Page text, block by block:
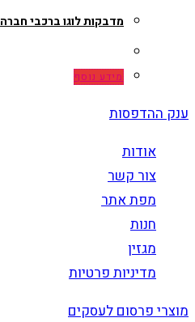
מדבקות לוגו ברכבי חברה
מידע נוסף
ענק ההדפסות
אודות
צור קשר
מפת אתר
חנות
מגזין
מדיניות פרטיות
מוצרי פרסום לעסקים